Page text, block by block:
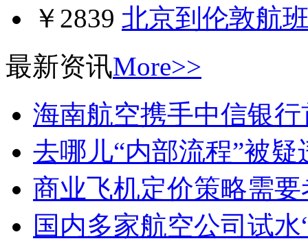
￥2839 北京到伦敦航
最新资讯More>>
海南航空携手中信银行
去哪儿“内部流程”被疑
商业飞机定价策略需
国内多家航空公司试水